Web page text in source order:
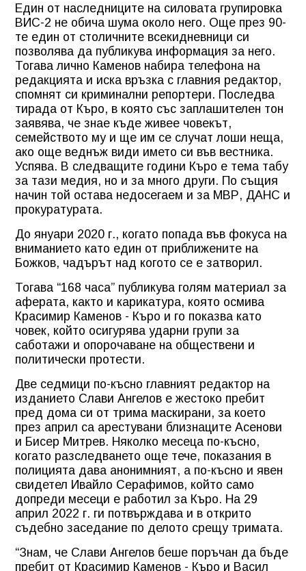
Един от наследниците на силовата групировка
ВИС-2 не обича шума около него. Още през 90-
те един от столичните всекидневници си
позволява да публикува информация за него.
Тогава лично Каменов набира телефона на
редакцията и иска връзка с главния редактор,
спомнят си криминални репортери. Последва
тирада от Къро, в която със заплашителен тон
заявява, че знае къде живее човекът,
семейството му и ще им се случат лоши неща,
ако още веднъж види името си във вестника.
Успява. В следващите години Къро е тема табу
за тази медия, но и за много други. По същия
начин той остава недосегаем и за МВР, ДАНС и
прокуратурата.
До януари 2020 г., когато попада във фокуса на
вниманието като един от приближените на
Божков, чадърът над когото се е затворил.
Тогава “168 часа” публикува голям материал за
аферата, както и карикатура, която осмива
Красимир Каменов - Къро и го показва като
човек, който осигурява ударни групи за
саботажи и опорочаване на обществени и
политически протести.
Две седмици по-късно главният редактор на
изданието Слави Ангелов е жестоко пребит
пред дома си от трима маскирани, за което
през април са арестувани близнаците Асенови
и Бисер Митрев. Няколко месеца по-късно,
когато разследването още тече, показания в
полицията дава анонимният, а по-късно и явен
свидетел Ивайло Серафимов, който само
допреди месеци е работил за Къро. На 29
април 2022 г. ги потвърждава и в открито
съдебно заседание по делото срещу тримата.
“Знам, че Слави Ангелов беше поръчан да бъде
пребит от Красимир Каменов - Къро и Васил